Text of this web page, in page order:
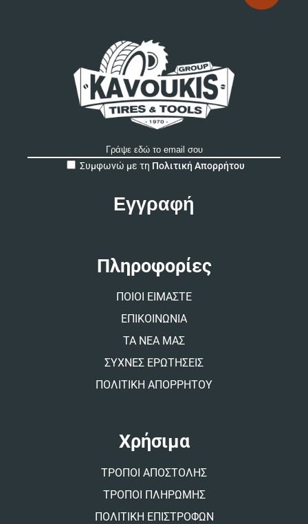
Συμφωνώ με τη Πολιτική Απορρήτου
Πληροφορίες
ΠΟΙΟΙ ΕΙΜΑΣΤΕ
ΕΠΙΚΟΙΝΩΝΙΑ
ΤΑ ΝΕΑ ΜΑΣ
ΣΥΧΝΕΣ ΕΡΩΤΗΣΕΙΣ
ΠΟΛΙΤΙΚΗ ΑΠΟΡΡΗΤΟΥ
Χρήσιμα
ΤΡΟΠΟΙ ΑΠΟΣΤΟΛΗΣ
ΤΡΟΠΟΙ ΠΛΗΡΩΜΗΣ
ΠΟΛΙΤΙΚΗ ΕΠΙΣΤΡΟΦΩΝ